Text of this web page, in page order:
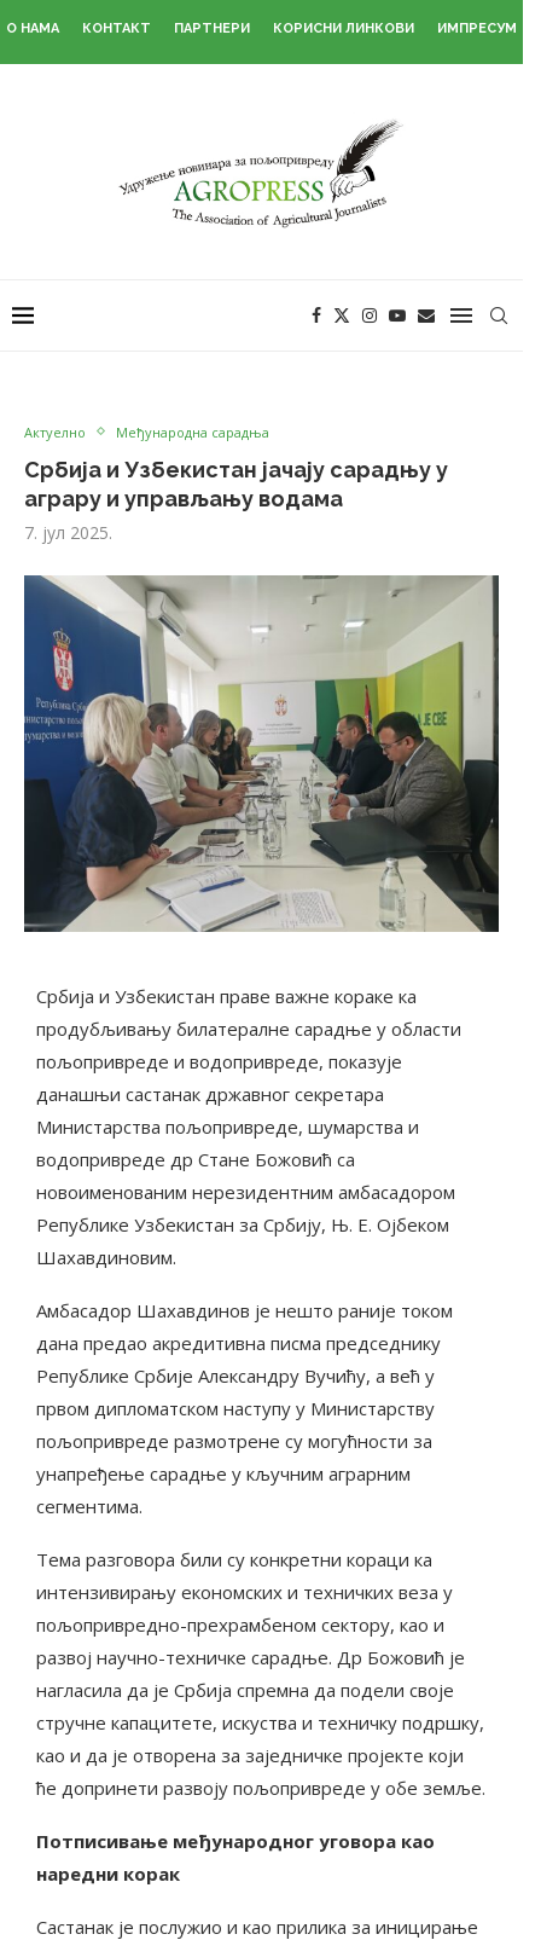
О НАМА КОНТАКТ ПАРТНЕРИ КОРИСНИ ЛИНКОВИ ИМПРЕСУМ
Актуелно Међународна сарадња
Србија и Узбекистан јачају сарадњу у
аграру и управљању водама
7. јул 2025.
Србија и Узбекистан праве важне кораке ка
продубљивању билатералне сарадње у области
пољопривреде и водопривреде, показује
данашњи састанак државног секретара
Министарства пољопривреде, шумарства и
водопривреде др Стане Божовић са
новоименованим нерезидентним амбасадором
Републике Узбекистан за Србију, Њ. Е. Ојбеком
Шахавдиновим.
Амбасадор Шахавдинов је нешто раније током
дана предао акредитивна писма председнику
Републике Србије Александру Вучићу, а већ у
првом дипломатском наступу у Министарству
пољопривреде размотрене су могућности за
унапређење сарадње у кључним аграрним
сегментима.
Тема разговора били су конкретни кораци ка
интензивирању економских и техничких веза у
пољопривредно-прехрамбеном сектору, као и
развој научно-техничке сарадње. Др Божовић је
нагласила да је Србија спремна да подели своје
стручне капацитете, искуства и техничку подршку,
као и да је отворена за заједничке пројекте који
ће допринети развоју пољопривреде у обе земље.
Потписивање међународног уговора као
наредни корак
Састанак је послужио и као прилика за иницирање